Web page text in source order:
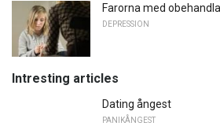
Farorna med
DEPRESSION
Intresting articles
Dating ångest
PANIKÅNGEST